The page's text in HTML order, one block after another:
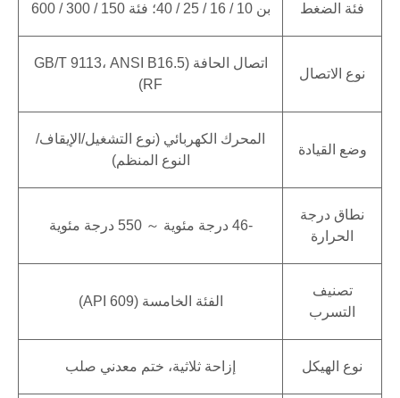
فئة الضغط بن 10 / 16 / 25 / 40؛ فئة 150 / 300 / 600
نوع الاتصال
اتصال الحافة (GB/T 9113، ANSI B16.5
RF)
وضع القيادة
المحرك الكهربائي (نوع التشغيل/الإيقاف/
النوع المنظم)
نطاق درجة
الحرارة
-46 درجة مئوية ～ 550 درجة مئوية
تصنيف
التسرب
الفئة الخامسة (API 609)
نوع الهيكل إزاحة ثلاثية، ختم معدني صلب